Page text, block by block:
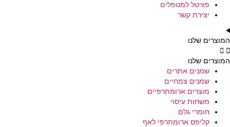
פורטל למטפלים
יצירת קשר
המוצרים שלנו
המוצרים שלנו
שמנים אתרים
שמנים צמחיים
מוצרים ארומתרפיים
משחות עיסוי
חומרי גלם
קליפס ארומתרפי לאף